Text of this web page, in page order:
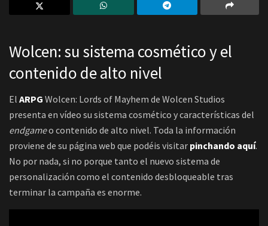
Wolcen: su sistema cosmético y el
contenido de alto nivel
El ARPG Wolcen: Lords of Mayhem de Wolcen Studios
presenta en vídeo su sistema cosmético y características del
endgameo contenido de alto nivel. Toda la información
proviene de su página web que podéis visitar pinchando aquí.
No por nada, si no porque tanto el nuevo sistema de
personalización como el contenido desbloqueable tras
terminar la campaña es enorme.